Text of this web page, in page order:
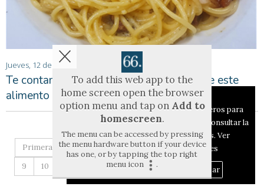
Jueves, 12 de Mayo de 2022
Te contamos algunos de los beneficios de este
alimento
Primera Anterior 2 3 4 5 6 7
9
10 13 14 15
To add this web app to the
home screen open the browser
option menu and tap on Add to
homescreen.
The menu can be accessed by pressing
the menu hardware button if your device
has one, or by tapping the top right
menu icon
.
Aviso sobre el Uso de cookies:
Utilizamos cookies nuestras y de terceros para
el funcionamiento del digital. Puedes consultar la
lista de cookies y como desconectarlas. Ver
nuestra Política de Privacidad y Cookies
Aceptar Cookies Personalizar